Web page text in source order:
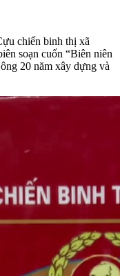
chiến binh thị xã
soạn cuốn “Biên niên
20 năm xây dựng và